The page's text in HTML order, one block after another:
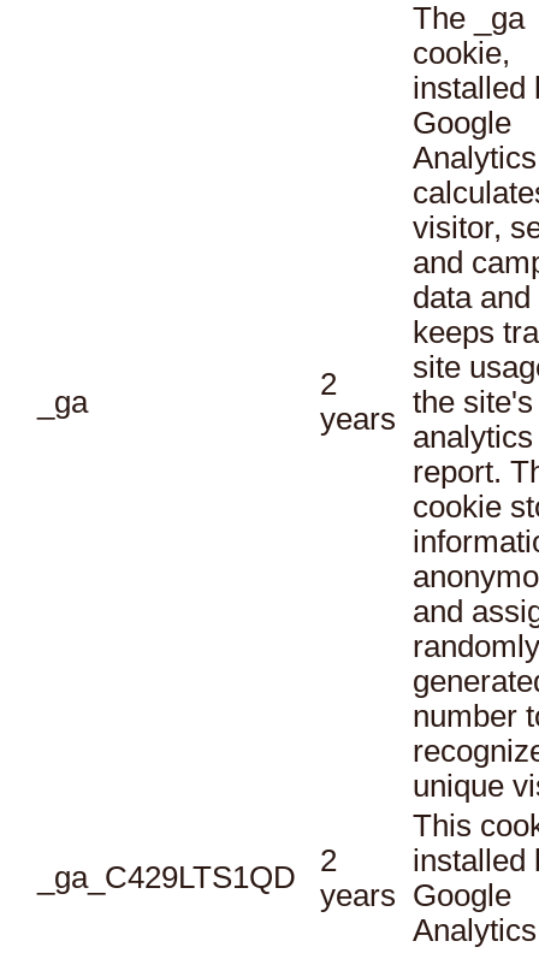
_ga
2
years
The _ga
cookie,
installed
Google
visitor,
and
data and
keeps
site
the site's
analytics
report.
cookie
and
randomly
number
unique
_ga_C429LTS1QD
2
years
This
installed
Google